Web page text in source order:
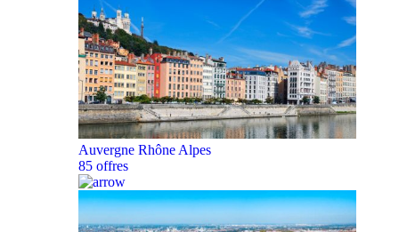
Auvergne Rhône Alpes
85 offres